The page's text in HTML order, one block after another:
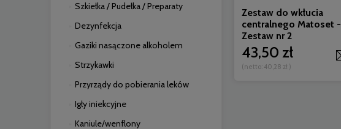
Szkiełka / Pudełka / Preparaty
Dezynfekcja
Gaziki nasączone alkoholem
Strzykawki
Przyrządy do pobierania leków
Igły iniekcyjne
Kaniule/wenflony
Zestaw do wkłucia
centralnego Matoset -
Zestaw nr 2
43,50 zł
(netto: 40,28 zł )